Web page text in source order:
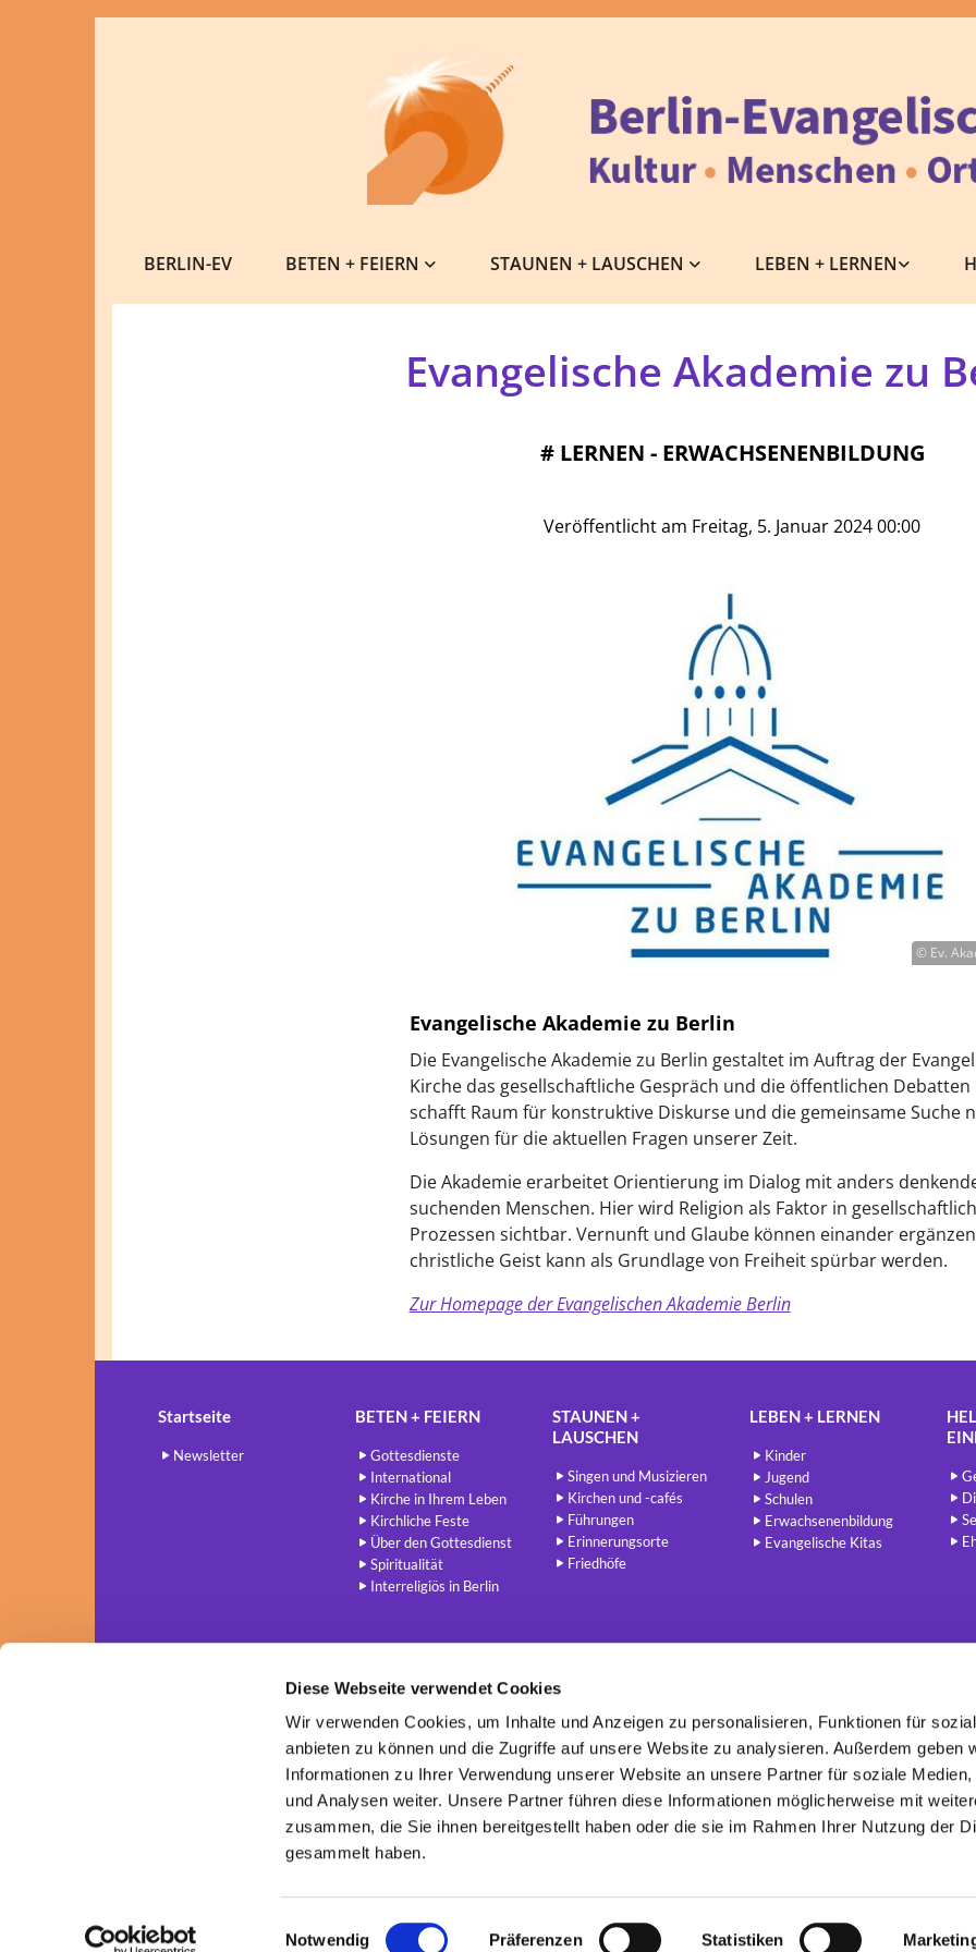
Diese Webseite verwendet Cookies
Wir verwenden Cookies, um Inhalte und Anzeigen zu personalisieren, Funktionen für
anbieten zu können und die Zugriffe auf unsere Website zu analysieren. Außerdem geben
Informationen zu Ihrer Verwendung unserer Website an unsere Partner für soziale Medien,
und Analysen weiter. Unsere Partner führen diese Informationen möglicherweise mit
zusammen, die Sie ihnen bereitgestellt haben oder die sie im Rahmen Ihrer Nutzung der
gesammelt haben.
Notwendig Präferenzen Statistiken
BERLIN-EV BETEN + FEIERN STAUNEN + LAUSCHEN LEBEN + LERNEN
Evangelische Akademie zu
# LERNEN - ERWACHSENENBILDUNG
Veröffentlicht am Freitag, 5. Januar 2024 00:00
© Ev.
Evangelische Akademie zu Berlin
Die Evangelische Akademie zu Berlin gestaltet im Auftrag der
Kirche das gesellschaftliche Gespräch und die öffentlichen Debatten
schafft Raum für konstruktive Diskurse und die gemeinsame Suche
Lösungen für die aktuellen Fragen unserer Zeit.
Die Akademie erarbeitet Orientierung im Dialog mit anders
suchenden Menschen. Hier wird Religion als Faktor in
Prozessen sichtbar. Vernunft und Glaube können einander
christliche Geist kann als Grundlage von Freiheit spürbar werden.
Zur Homepage der Evangelischen Akademie Berlin
Startseite
Newsletter
BETEN + FEIERN
Gottesdienste
International
Kirche in Ihrem Leben
Kirchliche Feste
Über den Gottesdienst
Spiritualität
Interreligiös in Berlin
STAUNEN +
LAUSCHEN
Singen und Musizieren
Kirchen und -cafés
Führungen
Erinnerungsorte
Friedhöfe
LEBEN + LERNEN
Kinder
Jugend
Schulen
Erwachsenenbildung
Evangelische Kitas
Berlin - Evangelisch
Kontaktinformationen Cookie-Richtlinie Impressum
Erklärung zur Barrierefreiheit